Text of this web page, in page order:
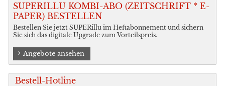
SUPERILLU KOMBI-ABO (ZEITSCHRIFT * E-
PAPER) BESTELLEN
Bestellen Sie jetzt SUPERillu im Heftabonnement und sichern
Sie sich das digitale Upgrade zum Vorteilspreis.
Angebote ansehen
Bestell-Hotline